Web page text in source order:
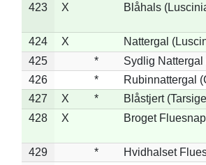
423
X Blåhals
424 X
Nattergal
425
*
Sydlig
426
*
Rubinnattergal
427
X *
Blåstjert
428
X Broget
429 *
Hvidhalset